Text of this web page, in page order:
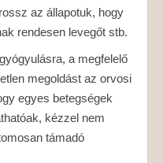
az állapotuk, hogy
rendesen levegőt stb.
a megfelelő
megoldást az orvosi
egyes betegségek
kézzel nem
támadó